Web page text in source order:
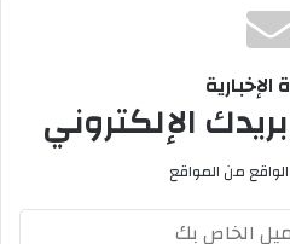
الإخبارية
الإلكتروني
من المواقع